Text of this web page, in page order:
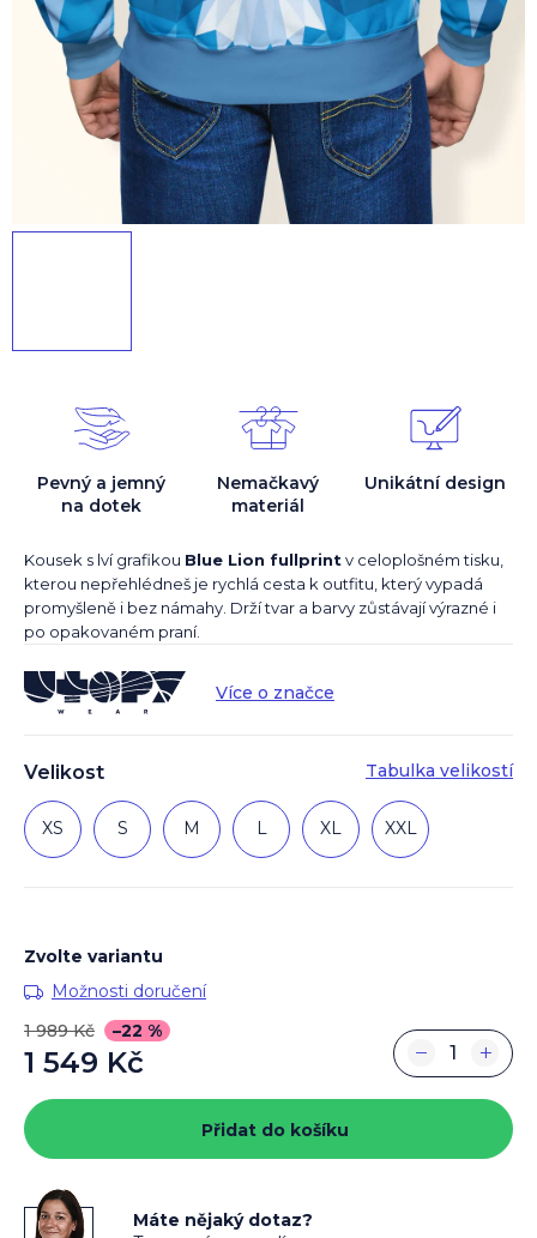
Velikost Tabulka velikostí
XS S M L XL XXL
Kousek s lví grafikou Blue Lion fullprintv celoplošném tisku,
kterou nepřehlédneš je rychlá cesta k outfitu, který vypadá
promyšleně i bez námahy. Drží tvar a barvy zůstávají výrazné i
po opakovaném praní.
Více o značce
Pevný a jemný
na dotek
Nemačkavý
materiál
Unikátní design
Zvolte variantu
Možnosti doručení
1 989 Kč
–22 %
1 549 Kč
cena:
+
−
Přidat do košíku
Máte nějaký dotaz?